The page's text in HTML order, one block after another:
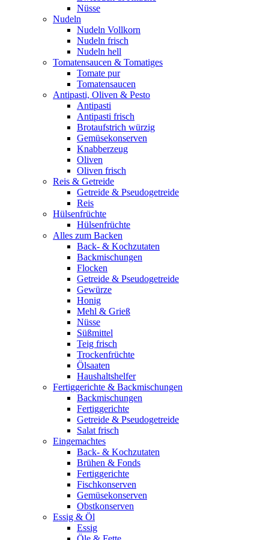
Nüsse
Nudeln
Nudeln Vollkorn
Nudeln frisch
Nudeln hell
Tomatensaucen & Tomatiges
Tomate pur
Tomatensaucen
Antipasti, Oliven & Pesto
Antipasti
Antipasti frisch
Brotaufstrich würzig
Gemüsekonserven
Knabberzeug
Oliven
Oliven frisch
Reis & Getreide
Getreide & Pseudogetreide
Reis
Hülsenfrüchte
Hülsenfrüchte
Alles zum Backen
Back- & Kochzutaten
Backmischungen
Flocken
Getreide & Pseudogetreide
Gewürze
Honig
Mehl & Grieß
Nüsse
Süßmittel
Teig frisch
Trockenfrüchte
Ölsaaten
Haushaltshelfer
Fertiggerichte & Backmischungen
Backmischungen
Fertiggerichte
Getreide & Pseudogetreide
Salat frisch
Eingemachtes
Back- & Kochzutaten
Brühen & Fonds
Fertiggerichte
Fischkonserven
Gemüsekonserven
Obstkonserven
Essig & Öl
Essig